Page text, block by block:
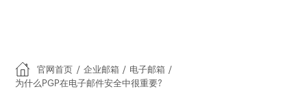
官网首页 / 企业邮箱 / 电子邮箱 /
为什么PGP在电子邮件安全中很重要?